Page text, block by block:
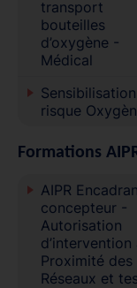
transport
bouteilles
d’oxygène -
Médical
Sensibilisation
risque
Formations
AIPR
concepteur -
Autorisation
d’intervention
Proximité des
Réseaux et